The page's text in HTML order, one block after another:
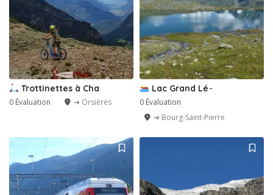
Trottinettes à Cha
0 Évaluation ➔ Orsières
Lac Grand Lé ̵
0 Évaluation
➔ Bourg-Saint-Pierre